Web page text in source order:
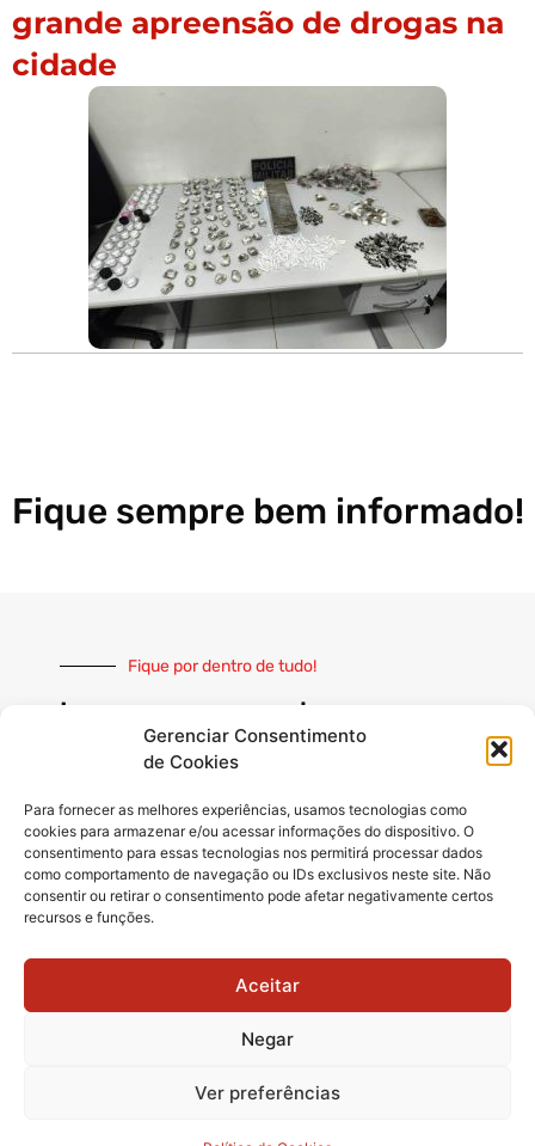
Gerenciar Consentimento
de Cookies
Para fornecer as melhores experiências, usamos tecnologias como
cookies para armazenar e/ou acessar informações do dispositivo. O
consentimento para essas tecnologias nos permitirá processar dados
como comportamento de navegação ou IDs exclusivos neste site. Não
consentir ou retirar o consentimento pode afetar negativamente certos
recursos e funções.
Aceitar
Negar
Ver preferências
grande apreensão de drogas na
cidade
Fique sempre bem informado!
Fique por dentro de tudo!
Inscreva-se e receba nossas
notícias sempre atualizadas
INSCREVER